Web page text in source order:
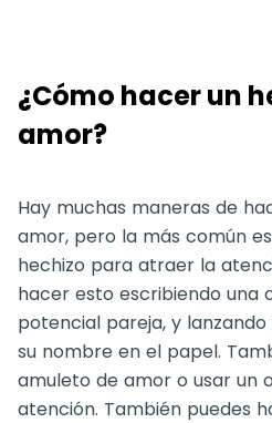
¿Cómo hacer un
amor?
Hay muchas maneras de
amor, pero la más común
hechizo para atraer la
hacer esto escribiendo una
potencial pareja, y
su nombre en el papel.
amuleto de amor o usar un
atención. También puedes